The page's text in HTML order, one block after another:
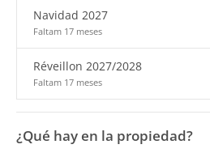
Navidad 2027
Faltam 17 meses
Réveillon 2027/2028
Faltam 17 meses
¿Qué hay en la propiedad?